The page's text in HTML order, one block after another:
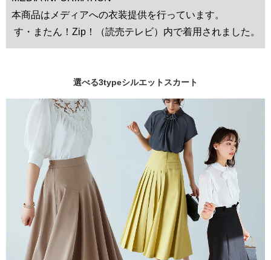
本商品はメディアへの衣装提供を行っています。
す・またん！Zip！（読売テレビ）内で着用されました。
選べる3typeシルエットスカート